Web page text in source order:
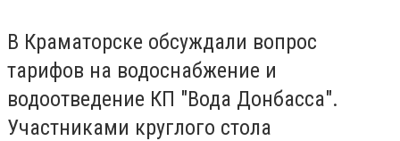
В Краматорске обсуждали вопрос
тарифов на водоснабжение и
водоотведение КП "Вода Донбасса".
Участниками круглого стола